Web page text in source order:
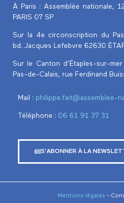
À Paris : Assemblée nationale,
PARIS 07 SP
Sur la 4e circonscription du
bd. Jacques Lefebvre 62630
Sur le Canton d’Étaples-sur-
Pas-de-Calais, rue Ferdinand
Mail : philippe.fait@assemblee-
Téléphone : ‭06 61 91 37 31‬
S'ABONNER À LA
Mentions légales –